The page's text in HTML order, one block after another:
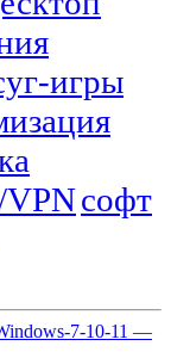
игры
VPNсофт
7-10-11 —